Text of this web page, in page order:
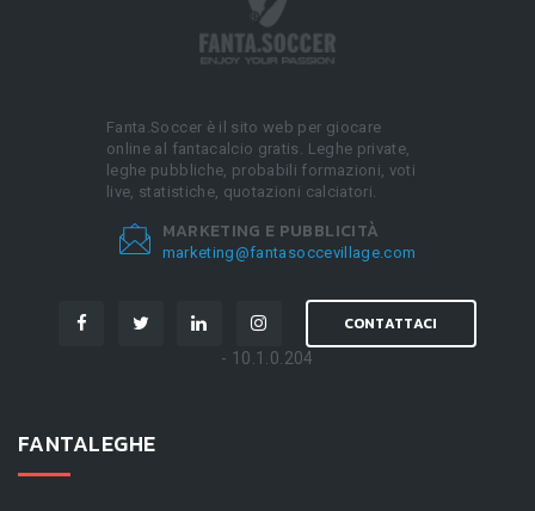
Fanta.Soccer è il sito web per giocare
online al fantacalcio gratis. Leghe private,
leghe pubbliche, probabili formazioni, voti
live, statistiche, quotazioni calciatori.
MARKETING E PUBBLICITÀ
marketing@fantasoccevillage.com
CONTATTACI
- 10.1.0.204
FANTALEGHE